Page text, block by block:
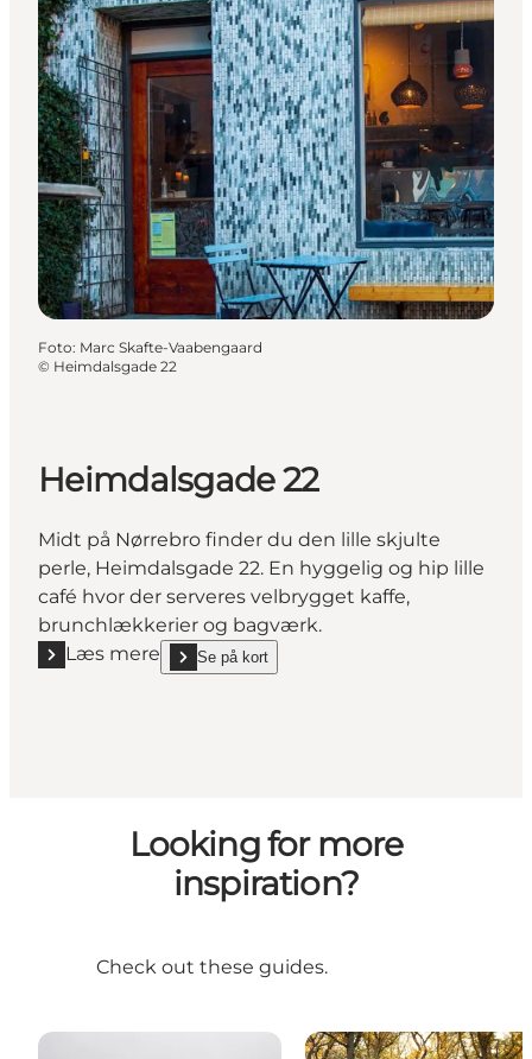
Foto: Marc Skafte-Vaabengaard
© Heimdalsgade 22
Heimdalsgade 22
Midt på Nørrebro finder du den lille skjulte
perle, Heimdalsgade 22. En hyggelig og hip lille
café hvor der serveres velbrygget kaffe,
brunchlækkerier og bagværk.
Læs mere
Læs mere "Heimdalsgade 22"
Se på kort
show Heimdalsgade 22 on_map
Looking for more
inspiration?
Check out these guides.